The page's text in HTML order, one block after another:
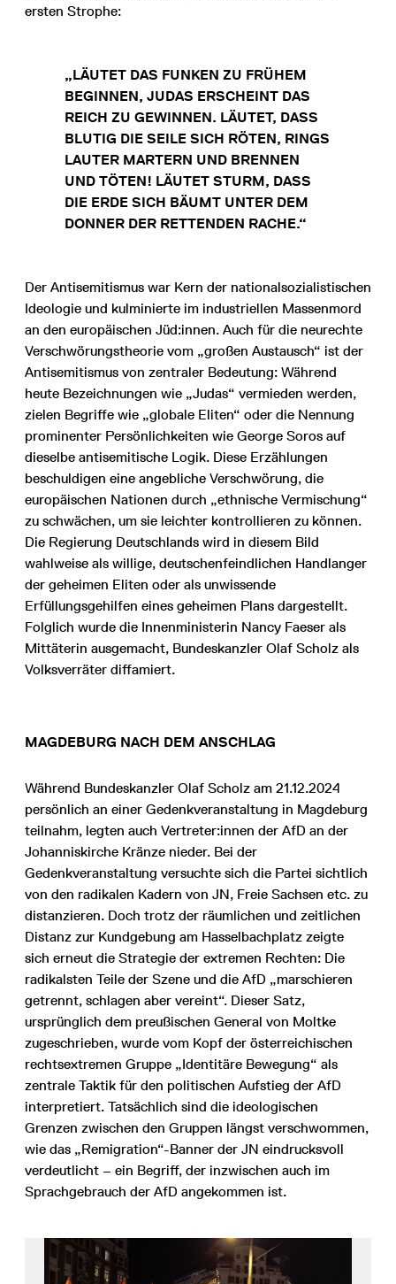
ersten Strophe:
„LÄUTET DAS FUNKEN ZU FRÜHEM
BEGINNEN, JUDAS ERSCHEINT DAS
REICH ZU GEWINNEN. LÄUTET, DASS
BLUTIG DIE SEILE SICH RÖTEN, RINGS
LAUTER MARTERN UND BRENNEN
UND TÖTEN! LÄUTET STURM, DASS
DIE ERDE SICH BÄUMT UNTER DEM
DONNER DER RETTENDEN RACHE.“
Der Antisemitismus war Kern der nationalsozialistischen
Ideologie und kulminierte im industriellen Massenmord
an den europäischen Jüd:innen. Auch für die neurechte
Verschwörungstheorie vom „großen Austausch“ ist der
Antisemitismus von zentraler Bedeutung: Während
heute Bezeichnungen wie „Judas“ vermieden werden,
zielen Begriffe wie „globale Eliten“ oder die Nennung
prominenter Persönlichkeiten wie George Soros auf
dieselbe antisemitische Logik. Diese Erzählungen
beschuldigen eine angebliche Verschwörung, die
europäischen Nationen durch „ethnische Vermischung“
zu schwächen, um sie leichter kontrollieren zu können.
Die Regierung Deutschlands wird in diesem Bild
wahlweise als willige, deutschenfeindlichen Handlanger
der geheimen Eliten oder als unwissende
Erfüllungsgehilfen eines geheimen Plans dargestellt.
Folglich wurde die Innenministerin Nancy Faeser als
Mittäterin ausgemacht, Bundeskanzler Olaf Scholz als
Volksverräter diffamiert.
MAGDEBURG NACH DEM ANSCHLAG
Während Bundeskanzler Olaf Scholz am 21.12.2024
persönlich an einer Gedenkveranstaltung in Magdeburg
teilnahm, legten auch Vertreter:innen der AfD an der
Johanniskirche Kränze nieder. Bei der
Gedenkveranstaltung versuchte sich die Partei sichtlich
von den radikalen Kadern von JN, Freie Sachsen etc. zu
distanzieren. Doch trotz der räumlichen und zeitlichen
Distanz zur Kundgebung am Hasselbachplatz zeigte
sich erneut die Strategie der extremen Rechten: Die
radikalsten Teile der Szene und die AfD „marschieren
getrennt, schlagen aber vereint“. Dieser Satz,
ursprünglich dem preußischen General von Moltke
zugeschrieben, wurde vom Kopf der österreichischen
rechtsextremen Gruppe „Identitäre Bewegung“ als
zentrale Taktik für den politischen Aufstieg der AfD
interpretiert. Tatsächlich sind die ideologischen
Grenzen zwischen den Gruppen längst verschwommen,
wie das „Remigration“-Banner der JN eindrucksvoll
verdeutlicht – ein Begriff, der inzwischen auch im
Sprachgebrauch der AfD angekommen ist.